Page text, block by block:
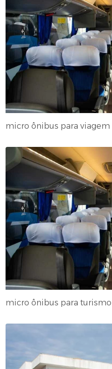
micro ônibus para viagem
micro ônibus para turismo